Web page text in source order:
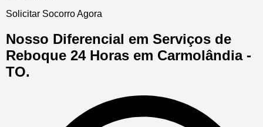
Solicitar Socorro Agora
Nosso Diferencial em Serviços de
Reboque 24 Horas em Carmolândia -
TO.